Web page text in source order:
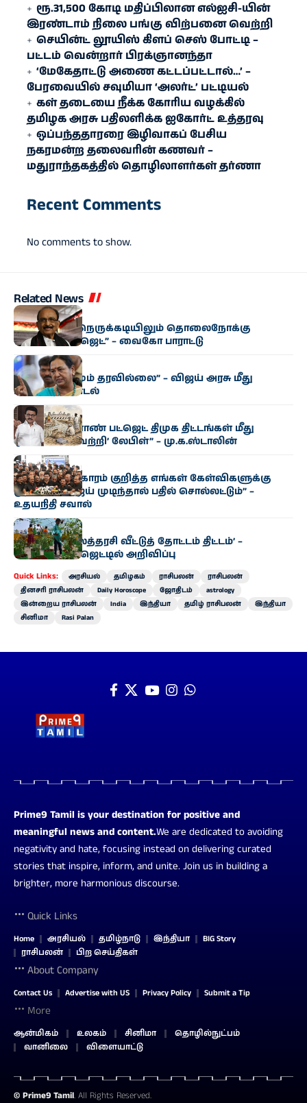
ரூ.31,500 கோடி மதிப்பிலான எல்ஐசி-​யின்
இரண்​டாம் நிலை பங்கு விற்பனை வெற்றி
செயின்ட் லூயிஸ் கிளப் செஸ் போட்டி –
பட்டம் வென்றார் பிரக்ஞானந்தா
‘மேகேதாட்டு அணை கட்டப்பட்டால்…’ –
பேரவையில் சவுமியா ‘அலர்ட்’ பட்டியல்
கள் தடையை நீக்க கோரிய வழக்கில்
தமிழக அரசு பதிலளிக்க ஐகோர்ட் உத்தரவு
ஒப்பந்ததாரரை இழிவாகப் பேசிய
நகரமன்ற தலைவரின் கணவர் –
மதுராந்தகத்தில் தொழிலாளர்கள் தர்ணா
Recent Comments
No comments to show.
Related News
அரசியல்
“மிகுந்த நிதி நெருக்கடியிலும் தொலைநோக்கு
வேளாண் பட்ஜெட்” – வைகோ பாராட்டு
அரசியல்
“எந்த மாற்றமும் தரவில்லை” – விஜய் அரசு மீது
பிரேமலதா சாடல்
அரசியல்
“தமிழக வேளாண் பட்ஜெட் திமுக திட்டங்கள் மீது
ஒட்டப்பட்ட ‘வெற்றி’ லேபிள்” – மு.க.ஸ்டாலின்
அரசியல்
“காவிரி விவகாரம் குறித்த எங்கள் கேள்விகளுக்கு
முதல்வர் விஜய் முடிந்தால் பதில் சொல்லட்டும்” –
உதயநிதி சவால்
அரசியல்
‘வெற்றி இல்லத்தரசி வீட்டுத் தோட்டம் திட்டம்’ –
வேளாண் பட்ஜெட்டில் அறிவிப்பு
Quick Links: அரசியல் தமிழகம் ராசிபலன்
ராசிபலன்
தினசரி ராசிபலன்
Daily Horoscope ஜோதிடம்
astrology
இன்றைய ராசிபலன்
India இந்தியா தமிழ் ராசிபலன்
இந்தியா
சினிமா
Rasi Palan
Prime9 Tamil is your destination for positive and
meaningful news and content.We are dedicated to avoiding
negativity and hate, focusing instead on delivering curated
stories that inspire, inform, and unite. Join us in building a
brighter, more harmonious discourse.
Quick Links
Home அரசியல் தமிழ்நாடு இந்தியா
BIG Story
ராசிபலன்
பிற செய்திகள்
About Company
Contact Us Advertise with US Privacy Policy Submit a Tip
More
ஆன்மிகம் உலகம் சினிமா
தொழில்நுட்பம்
வானிலை
விளையாட்டு
© Prime9 Tamil. All Rights Reserved.